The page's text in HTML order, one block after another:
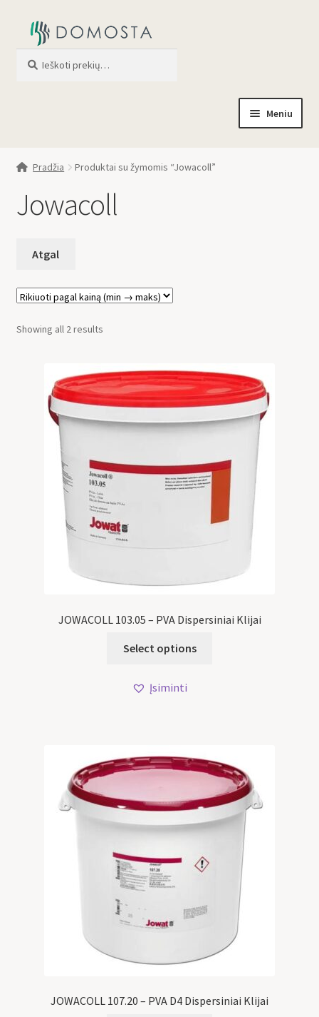
Meniu
Profilis
Pradžia Produktai su žymomis “Jowacoll”
Jowacoll
Showing all 2 results
JOWACOLL 103.05 – PVA Dispersiniai Klijai
Select options
Įsiminti
JOWACOLL 107.20 – PVA D4 Dispersiniai Klijai